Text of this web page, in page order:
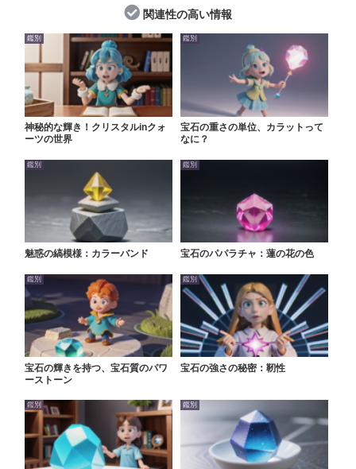
関連性の高い情報
鑑別
神秘的な輝き！クリスタルinクォ
ーツの世界
鑑別
宝石の重さの単位、カラットって
なに？
鑑別
魅惑の縞模様：カラーバンド
鑑別
宝石のパパラチャ：蓮の花の色
鑑別
宝石の輝きを持つ、宝石質のパワ
ーストーン
鑑別
宝石の強さの秘密：靭性
鑑別 鑑別